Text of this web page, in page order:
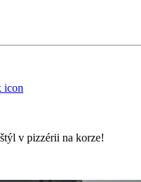
v pizzérii na korze!